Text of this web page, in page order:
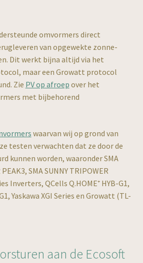
omvormers direct
van opgewekte zonne-
Dit werkt bijna altijd via het
maar een Growatt protocol
Zie PV op afroep over het
met bijbehorend
waarvan wij op grond van
testen verwachten dat ze door de
kunnen worden, waaronder SMA
SMA SUNNY TRIPOWER
Inverters, QCells Q.HOME⁺ HYB-G1,
Yaskawa XGI Series en Growatt (TL-
aan de Ecosoft